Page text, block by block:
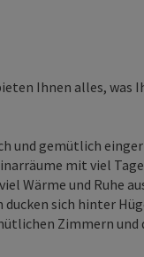
Ihnen alles,
und gemütlich
mit viel
Wärme und Ruhe
sich hinter
Zimmern und